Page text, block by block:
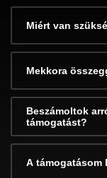
Miért van
Mekkora
Beszámoltok
támogatást?
A támogatásom